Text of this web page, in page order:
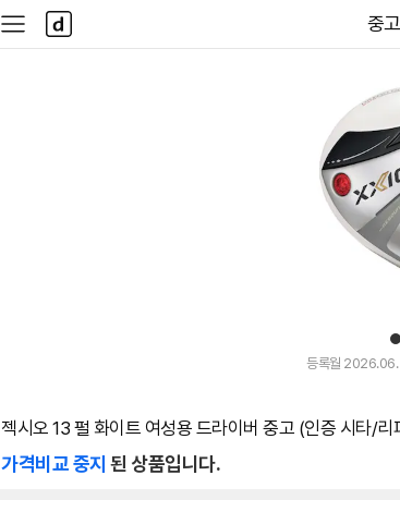
다
중
사
이
다
나
와
1
등록월 2026.06.
젝시오 13 펄 화이트 여성용 드라이버 중고 (인증 시타/리
가격비교 중지 된 상품입니다.